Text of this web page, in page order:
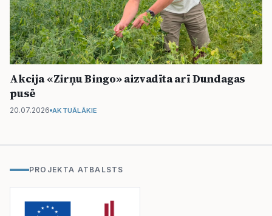
Akcija «Zirņu Bingo» aizvadīta arī Dundagas
pusē
20.07.2026 AKTUĀLĀKIE
PROJEKTA ATBALSTS